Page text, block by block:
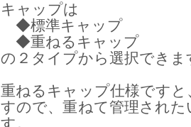
キャップは
◆標準キャップ
◆重ねるキャップ
の２タイプから選択できま
重ねるキャップ仕様です
すので、重ねて管理され
す。